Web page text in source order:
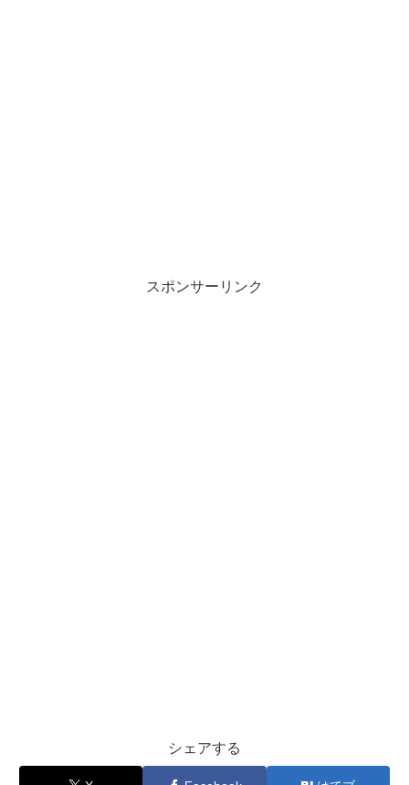
スポンサーリンク
シェアする